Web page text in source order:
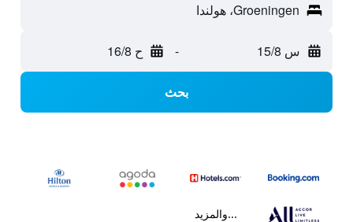
Groeningen، هولندا
س 15/8 - ح 16/8
بحث
...والمزيد